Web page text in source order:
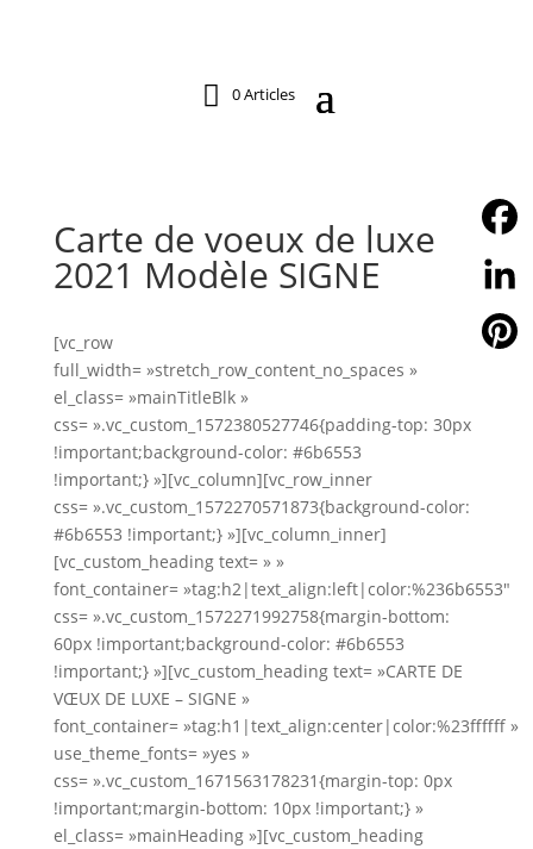
0 Articles
Carte de voeux de luxe
2021 Modèle SIGNE
[vc_row
full_width= »stretch_row_content_no_spaces »
el_class= »mainTitleBlk »
css= ».vc_custom_1572380527746{padding-top: 30px
!important;background-color: #6b6553
!important;} »][vc_column][vc_row_inner
css= ».vc_custom_1572270571873{background-color:
#6b6553 !important;} »][vc_column_inner]
[vc_custom_heading text= » »
font_container= »tag:h2|text_align:left|color:%236b6553″
css= ».vc_custom_1572271992758{margin-bottom:
60px !important;background-color: #6b6553
!important;} »][vc_custom_heading text= »CARTE DE
VŒUX DE LUXE – SIGNE »
font_container= »tag:h1|text_align:center|color:%23ffffff »
use_theme_fonts= »yes »
css= ».vc_custom_1671563178231{margin-top: 0px
!important;margin-bottom: 10px !important;} »
el_class= »mainHeading »][vc_custom_heading